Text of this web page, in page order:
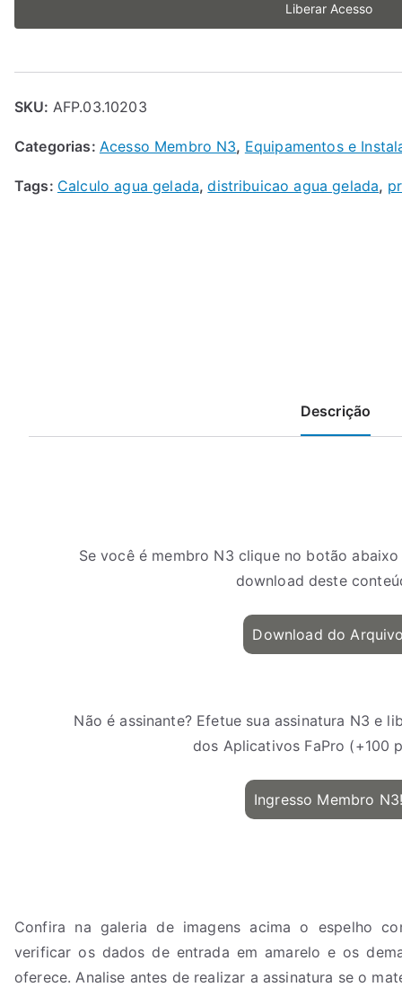
Liberar Acesso
SKU: AFP.03.10203
Categorias: Acesso Membro N3, Equipamentos e
Tags: Calculo agua gelada,distribuicao agua gelada,
Descrição
Se você é membro N3 clique no botão
download deste
Download do
Não é assinante? Efetue sua assinatura N3 e
dos Aplicativos FaPro (+100
Ingresso Membro
Confira na galeria de imagens acima o espelho
verificar os dados de entrada em amarelo e os
oferece. Analise antes de realizar a assinatura se o